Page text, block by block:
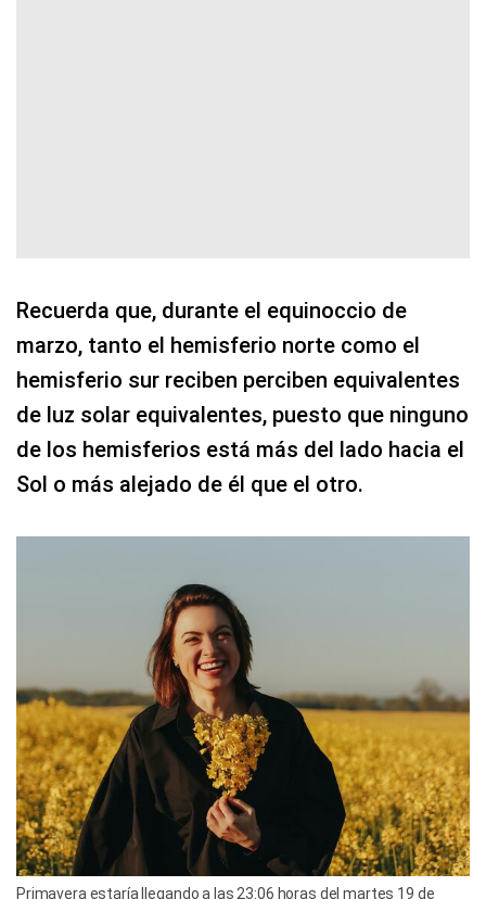
Recuerda que, durante el equinoccio de
marzo, tanto el hemisferio norte como el
hemisferio sur reciben perciben equivalentes
de luz solar equivalentes, puesto que ninguno
de los hemisferios está más del lado hacia el
Sol o más alejado de él que el otro.
Primavera estaría llegando a las 23:06 horas del martes 19 de